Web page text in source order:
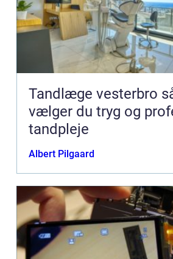
Tandlæge vesterbro sådan
vælger du tryg og
tandpleje
Albert Pilgaard